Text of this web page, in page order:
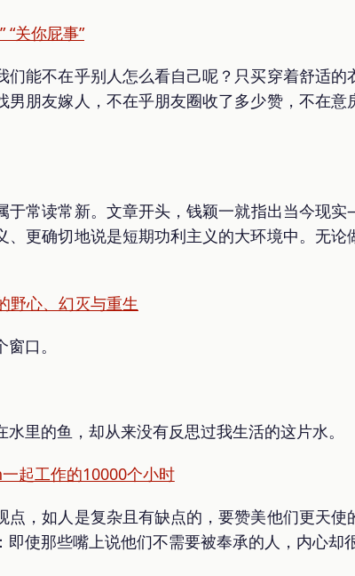
“关你屁事”
能不在乎别人怎么看自己呢？只买穿着舒适的
男朋友嫁人，不在乎朋友圈收了多少赞，不在意
于常读常新。文章开头，钱颖一就指出当今现
、更确切地说是短期功利主义的大环境中。无
野心、幻灭与重生
口。
里的鱼，却从来没有反思过我生活的这片水。
起工作的10000个小时
点，如人是复杂且有缺点的，要赞美他们更天使
使那些嘴上说他们不需要被奉承的人，内心却